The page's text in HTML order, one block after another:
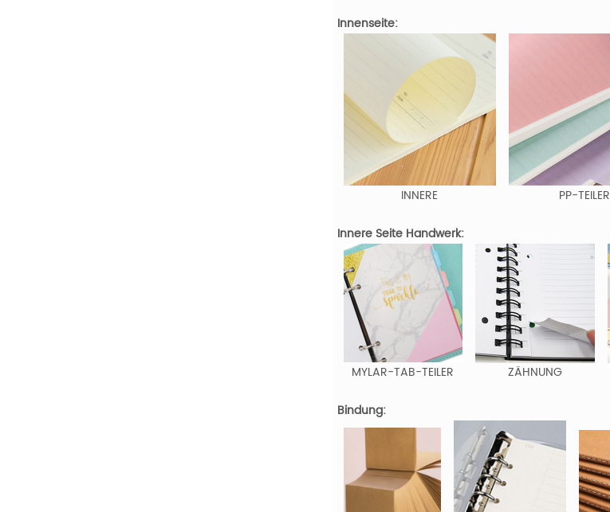
Innenseite:
INNERE PP-TEILER
Innere Seite Handwerk:
MYLAR-TAB-TEILER ZÄHNUNG
Bindung: